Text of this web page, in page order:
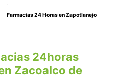
Farmacias 24 Horas en Zapotlanejo
24horas
Zacoalco de